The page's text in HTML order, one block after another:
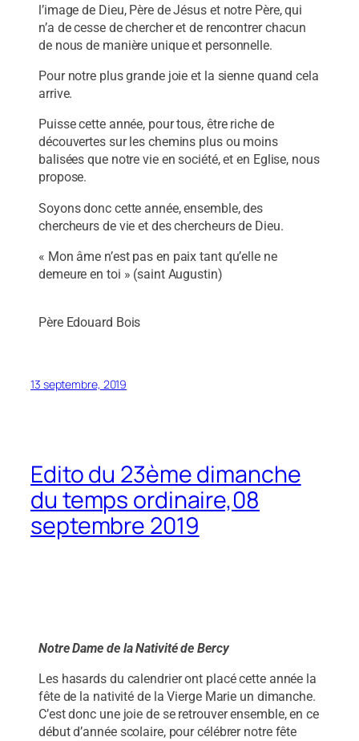
l’image de Dieu, Père de Jésus et notre Père, qui
n’a de cesse de chercher et de rencontrer chacun
de nous de manière unique et personnelle.
Pour notre plus grande joie et la sienne quand cela
arrive.
Puisse cette année, pour tous, être riche de
découvertes sur les chemins plus ou moins
balisées que notre vie en société, et en Eglise, nous
propose.
Soyons donc cette année, ensemble, des
chercheurs de vie et des chercheurs de Dieu.
« Mon âme n’est pas en paix tant qu’elle ne
demeure en toi » (saint Augustin)
Père Edouard Bois
13 septembre, 2019
Edito du 23ème dimanche
du temps ordinaire,08
septembre 2019
Notre Dame de la Nativité de Bercy
Les hasards du calendrier ont placé cette année la
fête de la nativité de la Vierge Marie un dimanche.
C’est donc une joie de se retrouver ensemble, en ce
début d’année scolaire, pour célébrer notre fête